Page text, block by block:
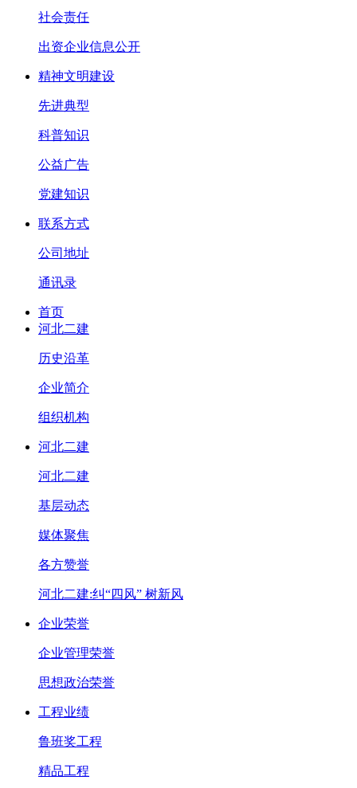
社会责任
出资企业信息公开
精神文明建设
先进典型
科普知识
公益广告
党建知识
联系方式
公司地址
通讯录
首页
河北二建
历史沿革
企业简介
组织机构
河北二建
河北二建
基层动态
媒体聚焦
各方赞誉
河北二建:纠“四风” 树新风
企业荣誉
企业管理荣誉
思想政治荣誉
工程业绩
鲁班奖工程
精品工程